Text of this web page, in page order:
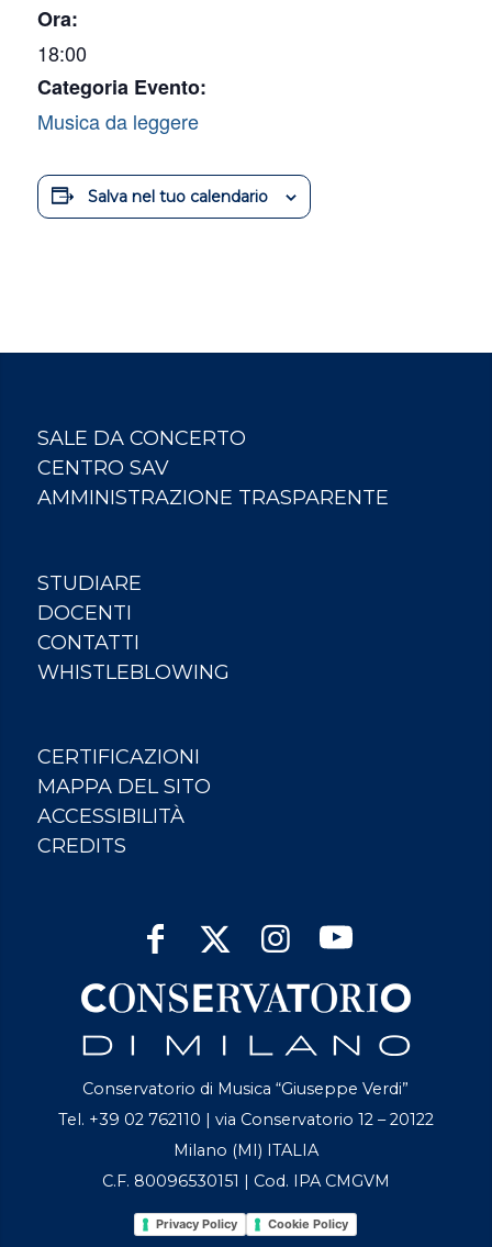
Ora:
18:00
Categoria Evento:
Musica da leggere
Salva nel tuo calendario
SALE DA CONCERTO
CENTRO SAV
AMMINISTRAZIONE TRASPARENTE
STUDIARE
DOCENTI
CONTATTI
WHISTLEBLOWING
CERTIFICAZIONI
MAPPA DEL SITO
ACCESSIBILITÀ
CREDITS
Conservatorio di Musica “Giuseppe Verdi”
Tel. +39 02 762110 | via Conservatorio 12 – 20122
Milano (MI) ITALIA
C.F. 80096530151 | Cod. IPA CMGVM
Privacy Policy Cookie Policy